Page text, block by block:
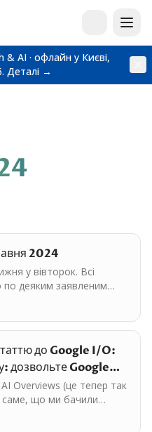
& AI · офлайн у Києві,
Деталі →
2024
у вівторок. Всі
деяким заявленим
було звільнено
до Google I/O:
дозвольте Google
AI Overviews (це тепер так
саме, що ми бачили
каже, що от уже…